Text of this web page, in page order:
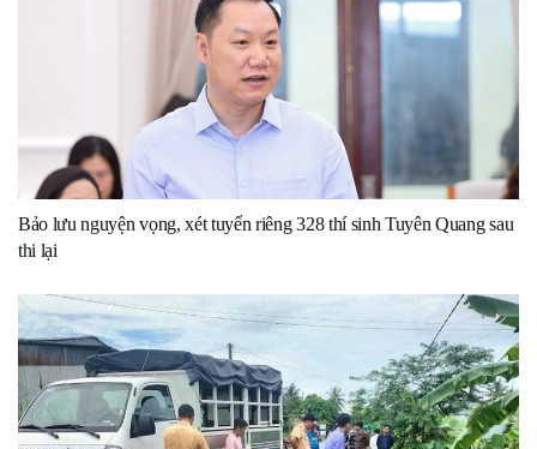
Bảo lưu nguyện vọng, xét tuyển riêng 328 thí sinh Tuyên Quang sau
thi lại